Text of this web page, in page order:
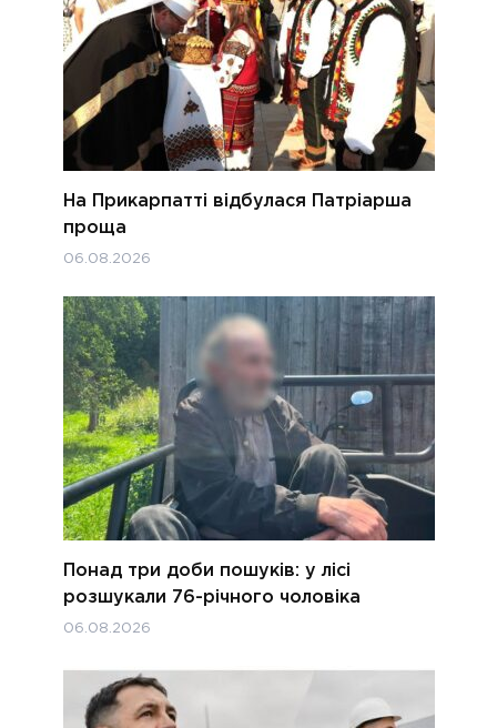
На Прикарпатті відбулася Патріарша
проща
06.08.2026
Понад три доби пошуків: у лісі
розшукали 76-річного чоловіка
06.08.2026